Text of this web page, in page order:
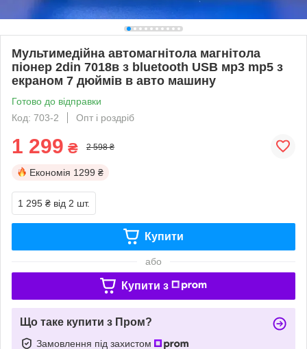
Мультимедійна автомагнітола магнітола
піонер 2din 7018в з bluetooth USB мр3 mp5 з
екраном 7 дюймів в авто машину
Готово до відправки
Код: 703-2
Опт і роздріб
1 299 ₴ 2 598 ₴
Економія 1299 ₴
1 295 ₴ від 2 шт.
Купити
або
Купити з
Що таке купити з Пром?
Замовлення під захистом